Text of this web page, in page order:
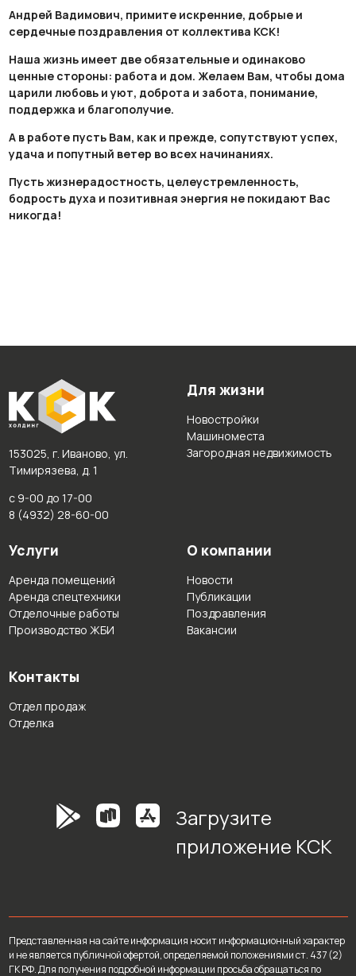
Андрей Вадимович, примите искренние, добрые и
сердечные поздравления от коллектива КСК!
Наша жизнь имеет две обязательные и одинаково
ценные стороны: работа и дом. Желаем Вам, чтобы дома
царили любовь и уют, доброта и забота, понимание,
поддержка и благополучие.
А в работе пусть Вам, как и прежде, сопутствуют успех,
удача и попутный ветер во всех начинаниях.
Пусть жизнерадостность, целеустремленность,
бодрость духа и позитивная энергия не покидают Вас
никогда!
153025, г. Иваново, ул.
Тимирязева, д. 1
с 9-00 до 17-00
8 (4932) 28-60-00
Для жизни
Новостройки
Машиноместа
Загородная недвижимость
Услуги
Аренда помещений
Аренда спецтехники
Отделочные работы
Производство ЖБИ
О компании
Новости
Публикации
Поздравления
Вакансии
Контакты
Отдел продаж
Отделка
Загрузите
приложение КСК
Представленная на сайте информация носит информационный характер
и не является публичной офертой, определяемой положениями ст. 437 (2)
ГК РФ. Для получения подробной информации просьба обращаться по